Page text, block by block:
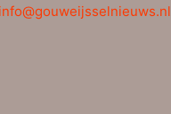
info@gouweijsselnieuws.nl